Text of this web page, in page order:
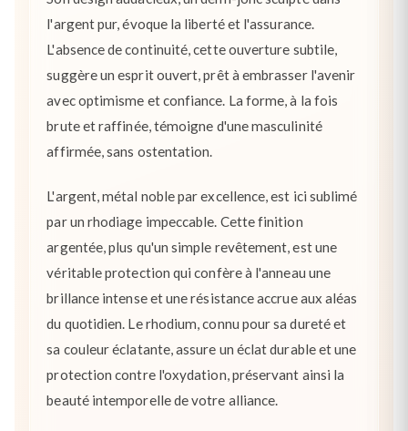
l'argent pur, évoque la liberté et l'assurance.
L'absence de continuité, cette ouverture subtile,
suggère un esprit ouvert, prêt à embrasser l'avenir
avec optimisme et confiance. La forme, à la fois
brute et raffinée, témoigne d'une masculinité
affirmée, sans ostentation.
L'argent, métal noble par excellence, est ici sublimé
par un rhodiage impeccable. Cette finition
argentée, plus qu'un simple revêtement, est une
véritable protection qui confère à l'anneau une
brillance intense et une résistance accrue aux aléas
du quotidien. Le rhodium, connu pour sa dureté et
sa couleur éclatante, assure un éclat durable et une
protection contre l'oxydation, préservant ainsi la
beauté intemporelle de votre alliance.